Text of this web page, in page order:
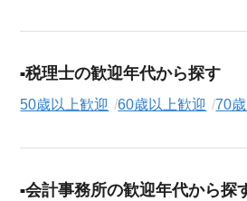
税理士の歓迎年代から探す
50歳以上歓迎 60歳以上歓迎 70
会計事務所の歓迎年代から探